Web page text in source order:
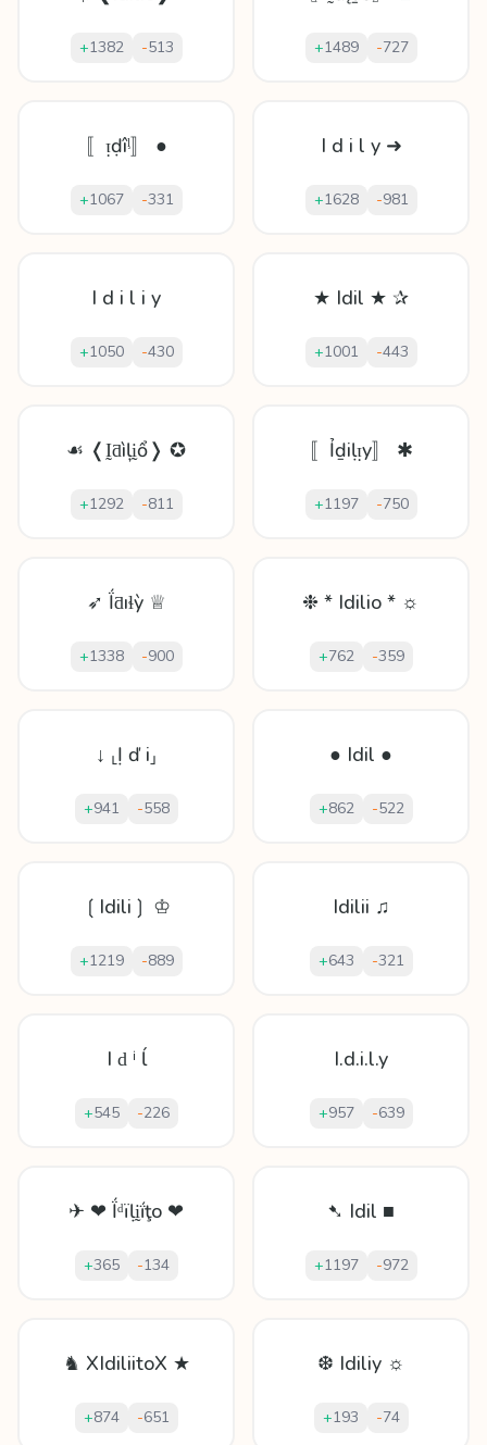
+1382 -513 +1489 -727
〚ᴉḍîᶪ〛 ●
+1067 -331
I d i l y ➜
+1628 -981
I d i l i y
+1050 -430
★ Idil ★ ✰
+1001 -443
☙ ❬Ḭƌìļḭổ❭ ✪
+1292 -811
〚Ỉḏіḷᴉy〛 ✱
+1197 -750
➶ Ḯƌıɬỳ ♕
+1338 -900
❉ * Idilio * ☼
+762 -359
↓ ⸤Ị ď i⸥
+941 -558
● Idil ●
+862 -522
❲Idili❳ ♔
+1219 -889
Idilii ♫
+643 -321
I ԁ ⁱ ĺ
+545 -226
I.d.i.l.y
+957 -639
✈ ❤ Ḯᵈïḷḭḯţo ❤
+365 -134
➷ Idil ■
+1197 -972
♞ XIdiliitoX ★
+874 -651
❆ Idiliy ☼
+193 -74